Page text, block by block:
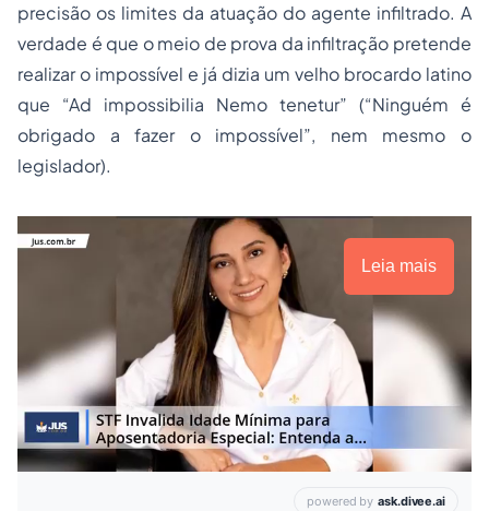
precisão os limites da atuação do agente infiltrado. A
verdade é que o meio de prova da infiltração pretende
realizar o impossível e já dizia um velho brocardo latino
que “Ad impossibilia Nemo tenetur” (“Ninguém é
obrigado a fazer o impossível”, nem mesmo o
legislador).
Leia mais